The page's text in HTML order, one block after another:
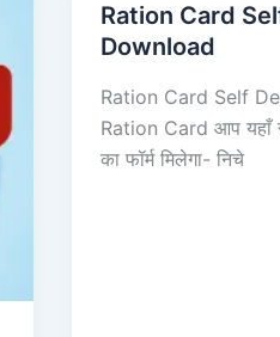
Ration Card
Download
Ration Card Self
Ration Card आप यहाँ
का फॉर्म मिलेगा- निचे